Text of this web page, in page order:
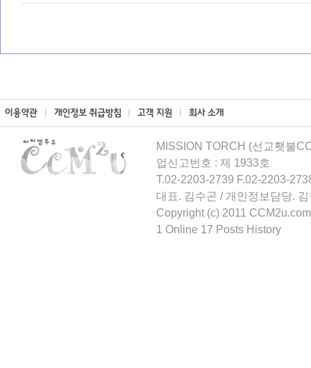
MISSION TORCH (선교횃불
업신고번호 : 제 1933호
T.02-2203-2739 F.02-2203-
대표. 김수곤 / 개인정보담당.
Copyright (c) 2011
1 Online 17 Posts History